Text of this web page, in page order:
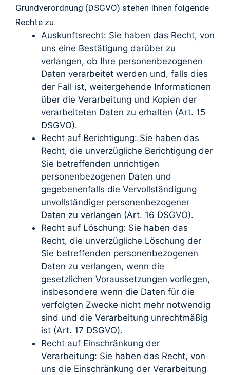
Grundverordnung (DSGVO) stehen Ihnen folgende
Rechte zu:
Auskunftsrecht: Sie haben das Recht, von
uns eine Bestätigung darüber zu
verlangen, ob Ihre personenbezogenen
Daten verarbeitet werden und, falls dies
der Fall ist, weitergehende Informationen
über die Verarbeitung und Kopien der
verarbeiteten Daten zu erhalten (Art. 15
DSGVO).
Recht auf Berichtigung: Sie haben das
Recht, die unverzügliche Berichtigung der
Sie betreffenden unrichtigen
personenbezogenen Daten und
gegebenenfalls die Vervollständigung
unvollständiger personenbezogener
Daten zu verlangen (Art. 16 DSGVO).
Recht auf Löschung: Sie haben das
Recht, die unverzügliche Löschung der
Sie betreffenden personenbezogenen
Daten zu verlangen, wenn die
gesetzlichen Voraussetzungen vorliegen,
insbesondere wenn die Daten für die
verfolgten Zwecke nicht mehr notwendig
sind und die Verarbeitung unrechtmäßig
ist (Art. 17 DSGVO).
Recht auf Einschränkung der
Verarbeitung: Sie haben das Recht, von
uns die Einschränkung der Verarbeitung